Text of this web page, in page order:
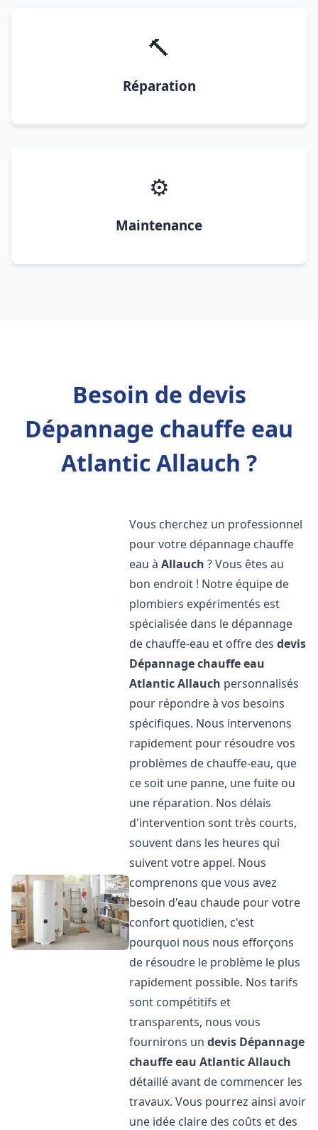
🔨
Réparation
⚙️
Maintenance
Besoin de devis
Dépannage chauffe eau
Atlantic Allauch ?
Vous cherchez un professionnel
pour votre dépannage chauffe
eau àAllauch ? Vous êtes au
bon endroit ! Notre équipe de
plombiers expérimentés est
spécialisée dans le dépannage
de chauffe-eau et offre desdevis
Dépannage chauffe eau
AtlanticAllauch personnalisés
pour répondre à vos besoins
spécifiques. Nous intervenons
rapidement pour résoudre vos
problèmes de chauffe-eau, que
ce soit une panne, une fuite ou
une réparation. Nos délais
d'intervention sont très courts,
souvent dans les heures qui
suivent votre appel. Nous
comprenons que vous avez
besoin d'eau chaude pour votre
confort quotidien, c'est
pourquoi nous nous efforçons
de résoudre le problème le plus
rapidement possible. Nos tarifs
sont compétitifs et
transparents, nous vous
fournirons undevis Dépannage
chauffe eau AtlanticAllauch
détaillé avant de commencer les
travaux. Vous pourrez ainsi avoir
une idée claire des coûts et des